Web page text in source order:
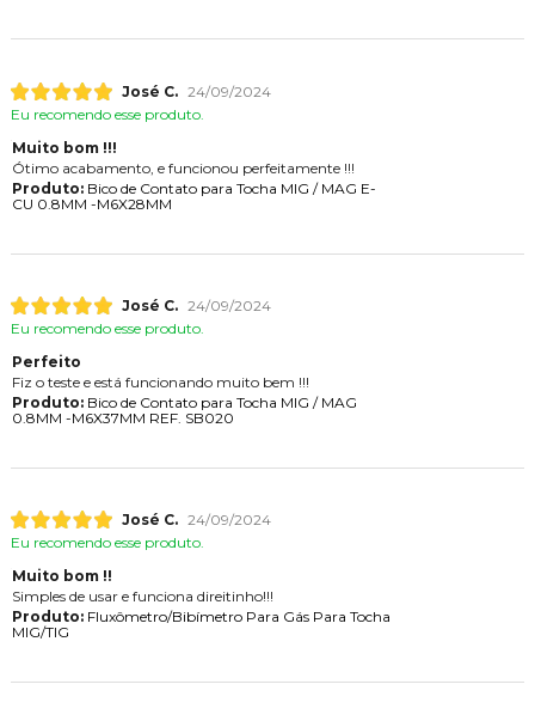
José C. 24/09/2024
Eu recomendo esse produto.
Muito bom !!!
Ótimo acabamento, e funcionou perfeitamente !!!
Produto:Bico de Contato para Tocha MIG / MAG E-
CU 0.8MM -M6X28MM
José C. 24/09/2024
Eu recomendo esse produto.
Perfeito
Fiz o teste e está funcionando muito bem !!!
Produto:Bico de Contato para Tocha MIG / MAG
0.8MM -M6X37MM REF. SB020
José C. 24/09/2024
Eu recomendo esse produto.
Muito bom !!
Simples de usar e funciona direitinho!!!
Produto:Fluxômetro/Bibímetro Para Gás Para Tocha
MIG/TIG